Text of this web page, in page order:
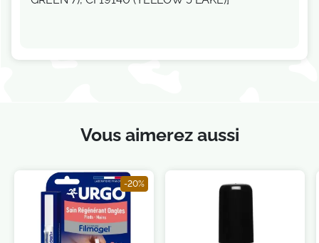
Vous aimerez aussi
-20%